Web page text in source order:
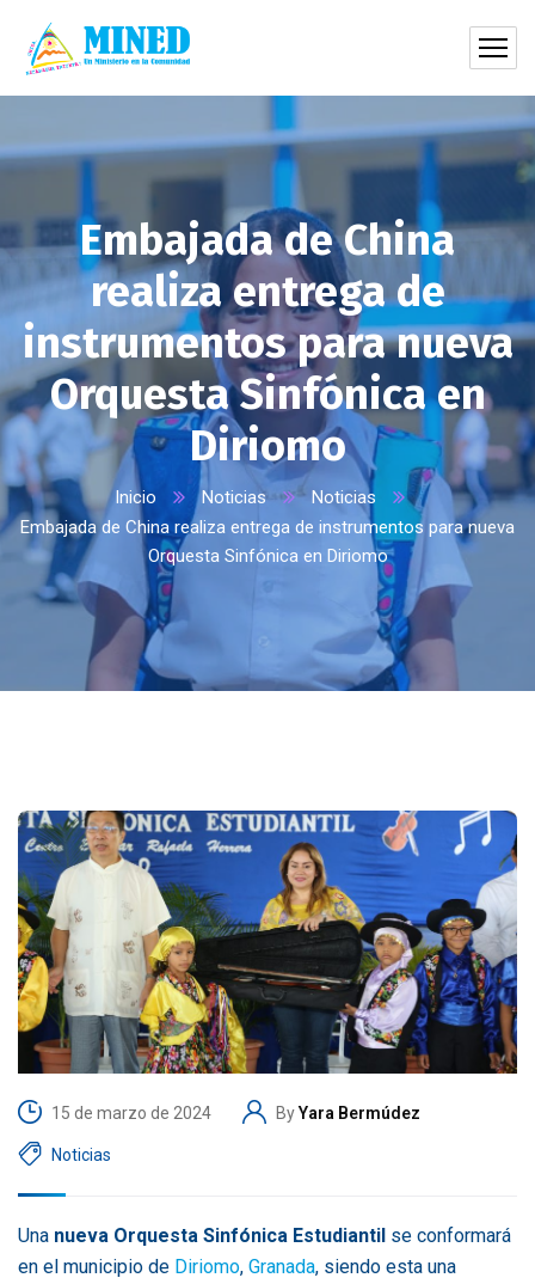
Embajada de China
realiza entrega de
instrumentos para nueva
Orquesta Sinfónica en
Diriomo
Inicio Noticias
Noticias
Embajada de China realiza entrega de instrumentos para nueva
Orquesta Sinfónica en Diriomo
15 de marzo de 2024 ByYara Bermúdez
Noticias
Una nueva Orquesta Sinfónica Estudiantil se conformará
en el municipio de Diriomo, Granada, siendo esta una